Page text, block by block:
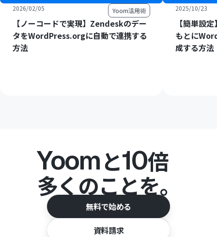
2026/02/05 Yoom活用術
【ノーコードで実現】Zendeskのデー
タをWordPress.orgに自動で連携する
方法
2025/10/23
【簡単設
もとに
成する方法
Yoomと10倍
多くのことを。
無料で始める
資料請求